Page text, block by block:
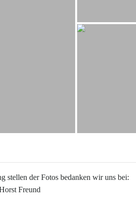
stellen der Fotos bedanken wir uns bei:
Freund